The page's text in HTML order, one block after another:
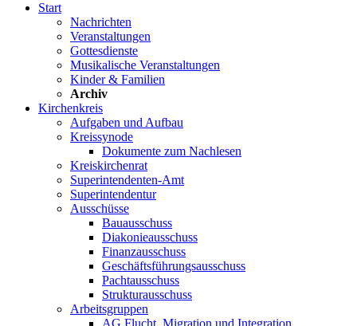
Start
Nachrichten
Veranstaltungen
Gottesdienste
Musikalische Veranstaltungen
Kinder & Familien
Archiv
Kirchenkreis
Aufgaben und Aufbau
Kreissynode
Dokumente zum Nachlesen
Kreiskirchenrat
Superintendenten-Amt
Superintendentur
Ausschüsse
Bauausschuss
Diakonieausschuss
Finanzausschuss
Geschäftsführungsausschuss
Pachtausschuss
Strukturausschuss
Arbeitsgruppen
AG Flucht, Migration und Integration